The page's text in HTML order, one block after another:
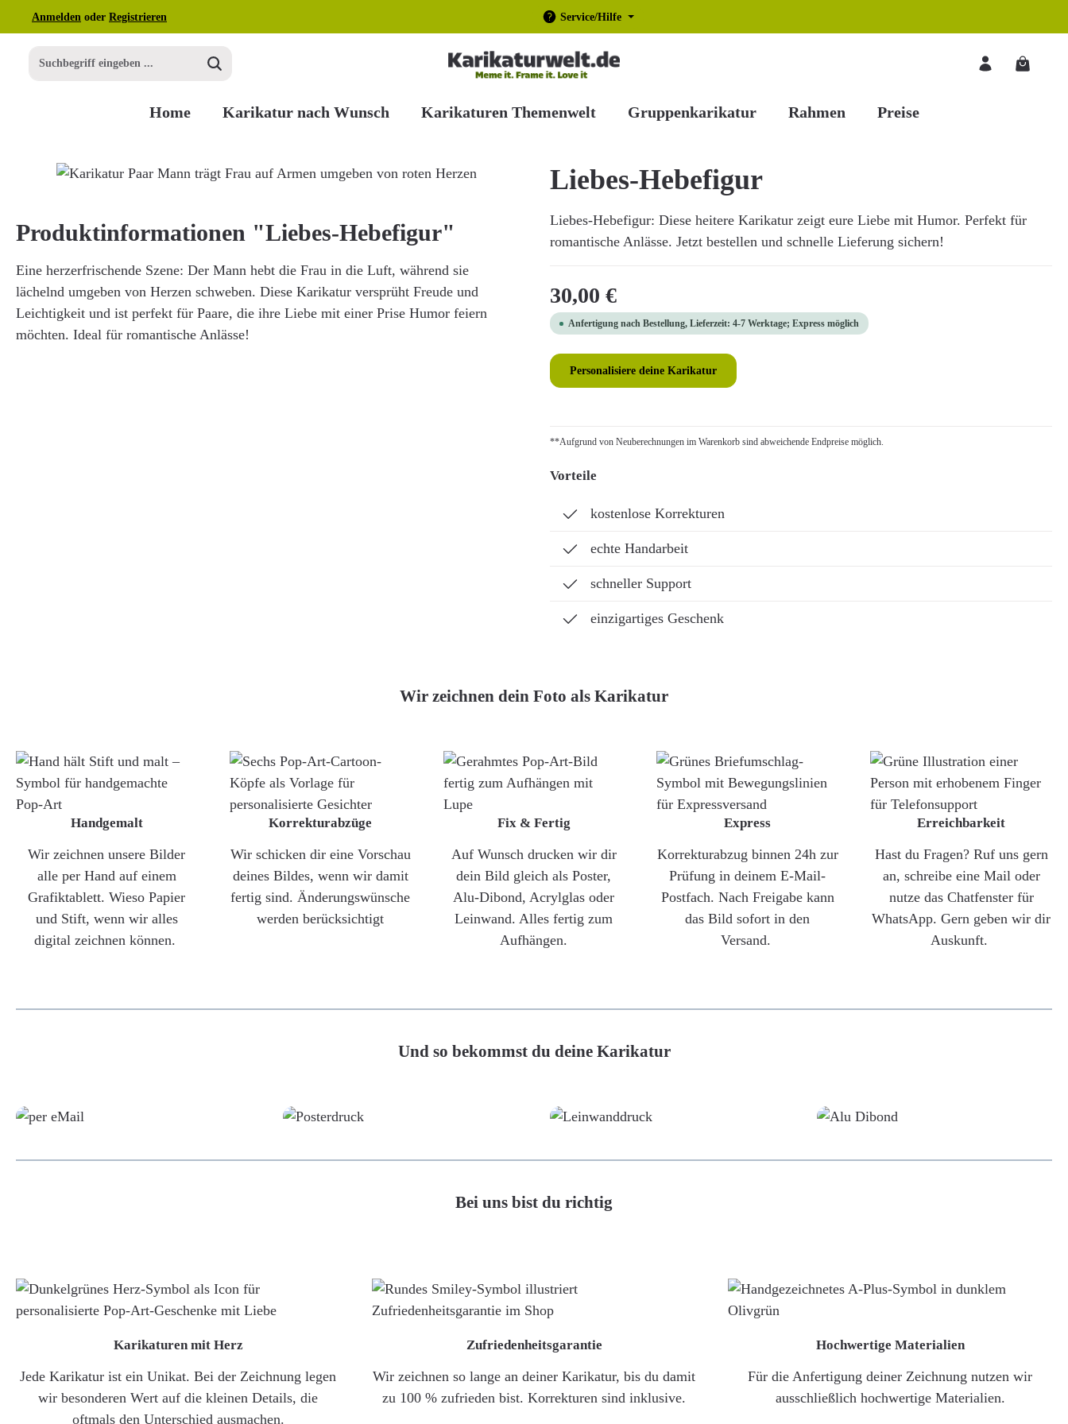
Hauptinhalt springen
Zur Suche springen
Zur Hauptnavigation springen
Anmelden oder Registrieren Service/Hilfe
Home Karikatur nach Wunsch Karikaturen Themenwelt Gruppenkarikatur Rahmen Preise
Bildergalerie überspringen Liebes-Hebefigur
Liebes-Hebefigur: Diese heitere Karikatur zeigt eure Liebe mit Humor. Perfekt für
romantische Anlässe. Jetzt bestellen und schnelle Lieferung sichern!
Regulärer Preis:
30,00 €
Anfertigung nach Bestellung, Lieferzeit: 4-7 Werktage; Express möglich
Personalisiere deine Karikatur
**Aufgrund von Neuberechnungen im Warenkorb sind abweichende Endpreise möglich.
Vorteile
kostenlose Korrekturen
echte Handarbeit
schneller Support
einzigartiges Geschenk
Produktinformationen "Liebes-Hebefigur"
Eine herzerfrischende Szene: Der Mann hebt die Frau in die Luft, während sie
lächelnd umgeben von Herzen schweben. Diese Karikatur versprüht Freude und
Leichtigkeit und ist perfekt für Paare, die ihre Liebe mit einer Prise Humor feiern
möchten. Ideal für romantische Anlässe!
Wir zeichnen dein Foto als Karikatur
Handgemalt
Wir zeichnen unsere Bilder
alle per Hand auf einem
Grafiktablett. Wieso Papier
und Stift, wenn wir alles
digital zeichnen können.
Korrekturabzüge
Wir schicken dir eine Vorschau
deines Bildes, wenn wir damit
fertig sind. Änderungswünsche
werden berücksichtigt
Fix & Fertig
Auf Wunsch drucken wir dir
dein Bild gleich als Poster,
Alu-Dibond, Acrylglas oder
Leinwand. Alles fertig zum
Aufhängen.
Express
Korrekturabzug binnen 24h zur
Prüfung in deinem E-Mail-
Postfach. Nach Freigabe kann
das Bild sofort in den
Versand.
Erreichbarkeit
Hast du Fragen? Ruf uns gern
an, schreibe eine Mail oder
nutze das Chatfenster für
WhatsApp. Gern geben wir dir
Auskunft.
Und so bekommst du deine Karikatur
Bei uns bist du richtig
Karikaturen mit Herz
Jede Karikatur ist ein Unikat. Bei der Zeichnung legen
wir besonderen Wert auf die kleinen Details, die
oftmals den Unterschied ausmachen.
Zufriedenheitsgarantie
Wir zeichnen so lange an deiner Karikatur, bis du damit
zu 100 % zufrieden bist. Korrekturen sind inklusive.
Hochwertige Materialien
Für die Anfertigung deiner Zeichnung nutzen wir
ausschließlich hochwertige Materialien.